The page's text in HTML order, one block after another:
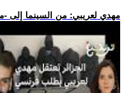
.. مهدي لعريبي: من السينما إلى